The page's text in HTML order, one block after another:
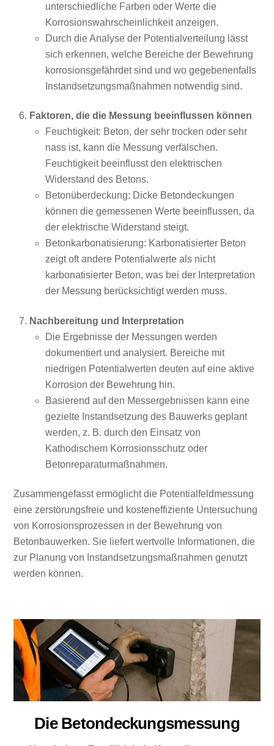
unterschiedliche Farben oder Werte die
Korrosionswahrscheinlichkeit anzeigen.
Durch die Analyse der Potentialverteilung lässt
sich erkennen, welche Bereiche der Bewehrung
korrosionsgefährdet sind und wo gegebenenfalls
Instandsetzungsmaßnahmen notwendig sind.
Faktoren, die die Messung beeinflussen können
Feuchtigkeit: Beton, der sehr trocken oder sehr
nass ist, kann die Messung verfälschen.
Feuchtigkeit beeinflusst den elektrischen
Widerstand des Betons.
Betonüberdeckung: Dicke Betondeckungen
können die gemessenen Werte beeinflussen, da
der elektrische Widerstand steigt.
Betonkarbonatisierung: Karbonatisierter Beton
zeigt oft andere Potentialwerte als nicht
karbonatisierter Beton, was bei der Interpretation
der Messung berücksichtigt werden muss.
Nachbereitung und Interpretation
Die Ergebnisse der Messungen werden
dokumentiert und analysiert. Bereiche mit
niedrigen Potentialwerten deuten auf eine aktive
Korrosion der Bewehrung hin.
Basierend auf den Messergebnissen kann eine
gezielte Instandsetzung des Bauwerks geplant
werden, z. B. durch den Einsatz von
Kathodischem Korrosionsschutz oder
Betonreparaturmaßnahmen.
Zusammengefasst ermöglicht die Potentialfeldmessung
eine zerstörungsfreie und kosteneffiziente Untersuchung
von Korrosionsprozessen in der Bewehrung von
Betonbauwerken. Sie liefert wertvolle Informationen, die
zur Planung von Instandsetzungsmaßnahmen genutzt
werden können.
Die Betondeckungsmessung